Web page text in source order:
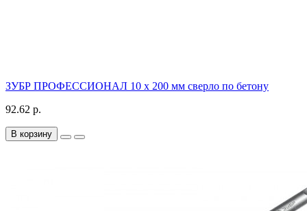
ЗУБР ПРОФЕССИОНАЛ 10 x 200 мм сверло по бетону
92.62 р.
В корзину